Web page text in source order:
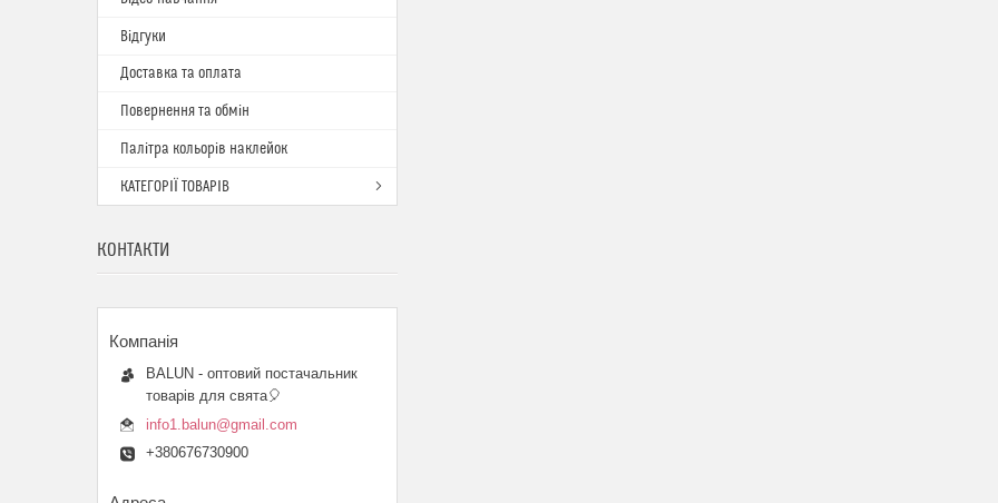
Відгуки
Доставка та оплата
Повернення та обмін
Палітра кольорів наклейок
КАТЕГОРІЇ ТОВАРІВ
КОНТАКТИ
BALUN - оптовий постачальник
товарів для свята🎈
info1.balun@gmail.com
+380676730900